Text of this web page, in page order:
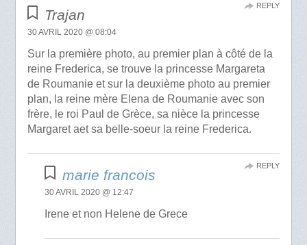
Trajan
30 AVRIL 2020 @ 08:04
Sur la première photo, au premier plan à côté de la
reine Frederica, se trouve la princesse Margareta
de Roumanie et sur la deuxième photo au premier
plan, la reine mère Elena de Roumanie avec son
frère, le roi Paul de Grèce, sa nièce la princesse
Margaret aet sa belle-soeur la reine Frederica.
REPLY
marie francois
30 AVRIL 2020 @ 12:47
Irene et non Helene de Grece
REPLY